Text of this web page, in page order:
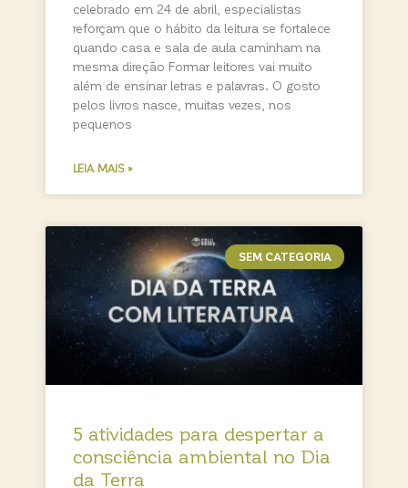
celebrado em 24 de abril, especialistas
reforçam que o hábito da leitura se fortalece
quando casa e sala de aula caminham na
mesma direção Formar leitores vai muito
além de ensinar letras e palavras. O gosto
pelos livros nasce, muitas vezes, nos
pequenos
LEIA MAIS »
SEM CATEGORIA
5 atividades para despertar a
consciência ambiental no Dia
da Terra